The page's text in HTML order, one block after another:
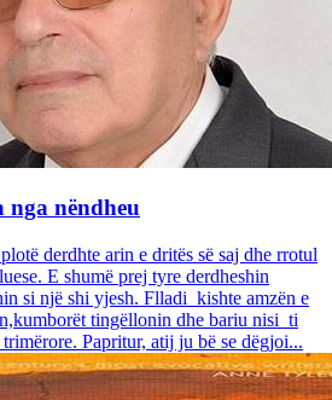
nga nëndheu
derdhte arin e dritës së saj dhe rrotul
E shumë prej tyre derdheshin
si një shi yjesh. Flladi kishte amzën e
tingëllonin dhe bariu nisi ti
Papritur, atij ju bë se dëgjoi...